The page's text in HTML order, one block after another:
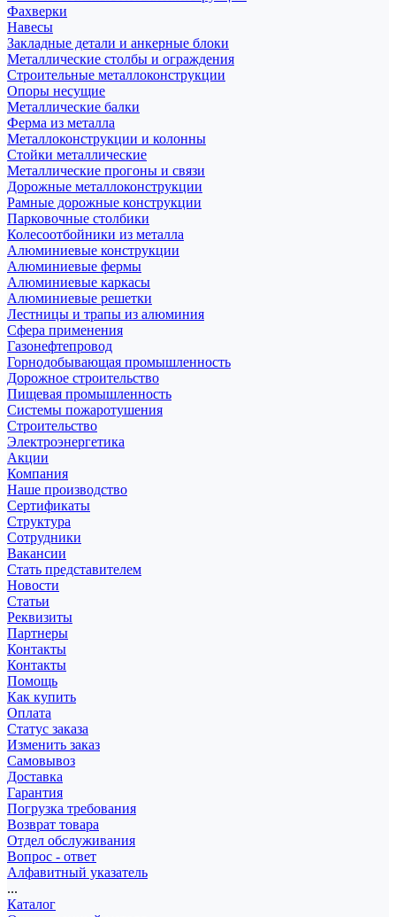
Фахверки
Навесы
Закладные детали и анкерные блоки
Металлические столбы и ограждения
Строительные металлоконструкции
Опоры несущие
Металлические балки
Ферма из металла
Металлоконструкции и колонны
Стойки металлические
Металлические прогоны и связи
Дорожные металлоконструкции
Рамные дорожные конструкции
Парковочные столбики
Колесоотбойники из металла
Алюминиевые конструкции
Алюминиевые фермы
Алюминиевые каркасы
Алюминиевые решетки
Лестницы и трапы из алюминия
Сфера применения
Газонефтепровод
Горнодобывающая промышленность
Дорожное строительство
Пищевая промышленность
Системы пожаротушения
Строительство
Электроэнергетика
Акции
Компания
Наше производство
Сертификаты
Структура
Сотрудники
Вакансии
Стать представителем
Новости
Статьи
Реквизиты
Партнеры
Контакты
Контакты
Помощь
Как купить
Оплата
Статус заказа
Изменить заказ
Самовывоз
Доставка
Гарантия
Погрузка требования
Возврат товара
Отдел обслуживания
Вопрос - ответ
Алфавитный указатель
...
Каталог